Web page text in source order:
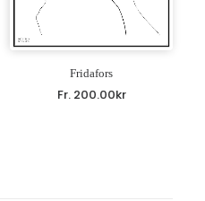
Fridafors
Fr. 200.00kr